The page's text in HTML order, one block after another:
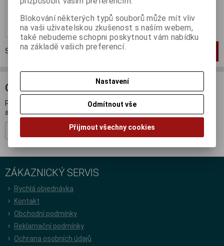
Koupit
Strana 1z1Celkem1záznamů
ODBĚR NOVINEK
Přihlašte se k odběru novinek a buďte informováni o novinkách,
akcích a soutěžích.
ZÁKAZNICKÝ SERVIS
Rychlá objednávka
Kontakt
Obchodní podmínky
Reklamační podmínky
Ochrana osobních údajů
Blokování některých typů souborů může mít vliv
na vaši uživatelskou zkušenost s naším webem,
také nebudeme schopni poskytnout vám nabídku
na základě vašich preferencí.
Nastavení
Odmítnout vše
Přijmout všechny cookies